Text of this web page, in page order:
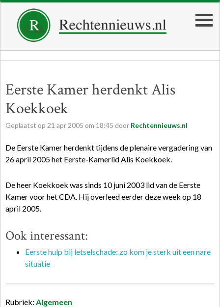
Eerste Kamer herdenkt Alis
Koekkoek
Geplaatst op 21 apr 2005 om 18:45 door Rechtennieuws.nl
De Eerste Kamer herdenkt tijdens de plenaire vergadering van
26 april 2005 het Eerste-Kamerlid Alis Koekkoek.
De heer Koekkoek was sinds 10 juni 2003 lid van de Eerste
Kamer voor het CDA. Hij overleed eerder deze week op 18
april 2005.
Ook interessant:
Eerste hulp bij letselschade: zo kom je sterk uit een nare
situatie
Rubriek: Algemeen